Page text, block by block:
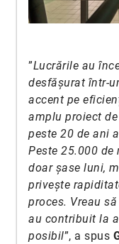
”Lucrările au
desfășurat într-
accent pe
amplu proiect
peste 20 de ani
Peste 25.000
doar șase luni,
privește
proces. Vreau
au contribuit la
posibil”, a spus